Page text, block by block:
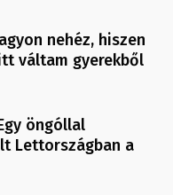
nehéz, hiszen
váltam gyerekből
öngóllal
Lettországban a